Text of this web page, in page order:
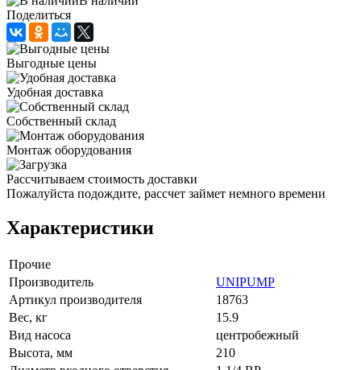
Поделиться
Выгодные цены
Удобная доставка
Собственный склад
Монтаж оборудования
Рассчитываем стоимость доставки
Пожалуйста подождите, рассчет займет немного времени
Характеристики
Прочие
Производитель
UNIPUMP
Артикул производителя
18763
Вес, кг
15.9
Вид насоса
центробежный
Высота, мм
210